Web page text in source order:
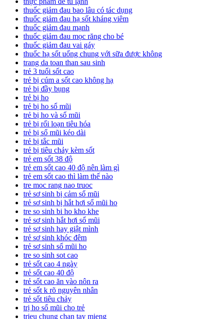
thuốc giảm đau bao lâu có tác dụng
thuốc giảm đau hạ sốt kháng viêm
thuốc giảm đau mạnh
thuốc giảm đau mọc răng cho bé
thuốc giảm đau vai gáy
thuốc hạ sốt uống chung với sữa được không
trang da toan than sau sinh
trẻ 3 tuổi sốt cao
trẻ bị cúm a sốt cao không hạ
trẻ bị đầy bụng
trẻ bị ho
trẻ bị ho sổ mũi
trẻ bị ho và sổ mũi
trẻ bị rối loạn tiêu hóa
trẻ bị sổ mũi kéo dài
trẻ bị tắc mũi
trẻ bị tiêu chảy kèm sốt
trẻ em sốt 38 độ
trẻ em sốt cao 40 độ nên làm gì
trẻ em sốt cao thì làm thế nào
tre moc rang nao truoc
trẻ sơ sinh bị cảm sổ mũi
trẻ sơ sinh bị hắt hơi sổ mũi ho
tre so sinh bi ho kho khe
trẻ sơ sinh hắt hơi sổ mũi
trẻ sơ sinh hay giật mình
trẻ sơ sinh khóc đêm
trẻ sơ sinh sổ mũi ho
tre so sinh sot cao
trẻ sốt cao 4 ngày
trẻ sốt cao 40 độ
trẻ sốt cao ăn vào nôn ra
trẻ sốt k rõ nguyên nhân
trẻ sốt tiêu chảy
trị ho sổ mũi cho trẻ
trieu chung chan tay mieng